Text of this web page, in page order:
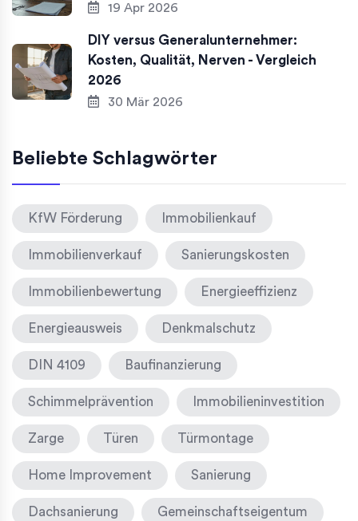
19 Apr 2026
DIY versus Generalunternehmer:
Kosten, Qualität, Nerven - Vergleich
2026
30 Mär 2026
Beliebte Schlagwörter
KfW Förderung Immobilienkauf
Immobilienverkauf Sanierungskosten
Immobilienbewertung Energieeffizienz
Energieausweis Denkmalschutz
DIN 4109 Baufinanzierung
Schimmelprävention Immobilieninvestition
Zarge Türen Türmontage
Home Improvement Sanierung
Dachsanierung Gemeinschaftseigentum